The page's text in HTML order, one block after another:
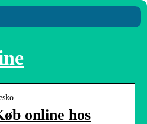
online hos